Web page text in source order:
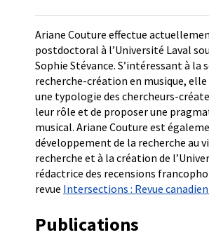
Ariane Couture effectue
postdoctoral à l’Université Laval
Sophie Stévance. S’intéressant à la
recherche-création en musique,
une typologie des chercheurs-
leur rôle et de proposer une
musical. Ariane Couture est
développement de la recherche au
recherche et à la création de
rédactrice des recensions
revue Intersections : Revue
Publications